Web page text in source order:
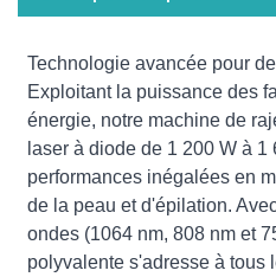
Technologie avancée pour
Exploitant la puissance des
énergie, notre machine de
laser à diode de 1 200 W à 1
performances inégalées en
de la peau et d'épilation.
ondes (1064 nm, 808 nm et
polyvalente s'adresse à tous